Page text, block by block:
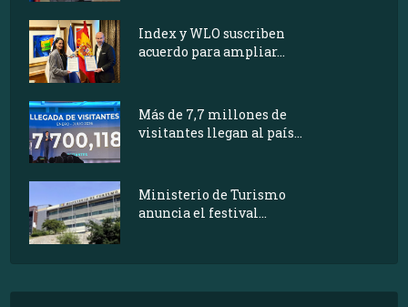
Index y WLO suscriben
acuerdo para ampliar...
Más de 7,7 millones de
visitantes llegan al país...
Ministerio de Turismo
anuncia el festival...